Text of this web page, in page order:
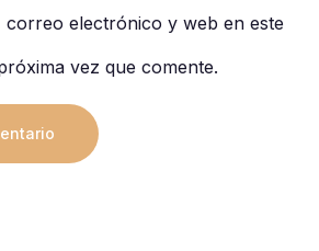
correo electrónico y web en este
vez que comente.